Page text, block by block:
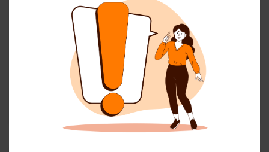
Carnelian Bracelet
Bracelet Jewelry,